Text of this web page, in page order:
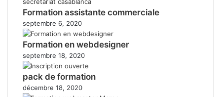
Formation assistante commerciale
septembre 6, 2020
Formation en webdesigner
septembre 18, 2020
pack de formation
décembre 18, 2020